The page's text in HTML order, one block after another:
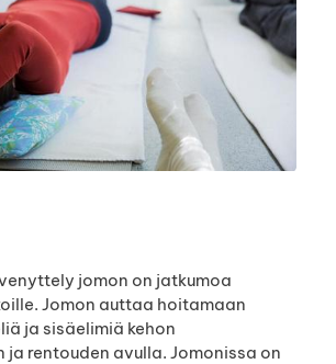
jomon on jatkumoa
Jomon auttaa hoitamaan
ja sisäelimiä kehon
ja rentouden avulla. Jomonissa on